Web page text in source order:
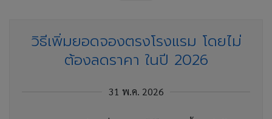
วิธีเพิ่มยอดจองตรงโรงแรม โดยไม่
ต้องลดราคา ในปี 2026
31 พ.ค. 2026